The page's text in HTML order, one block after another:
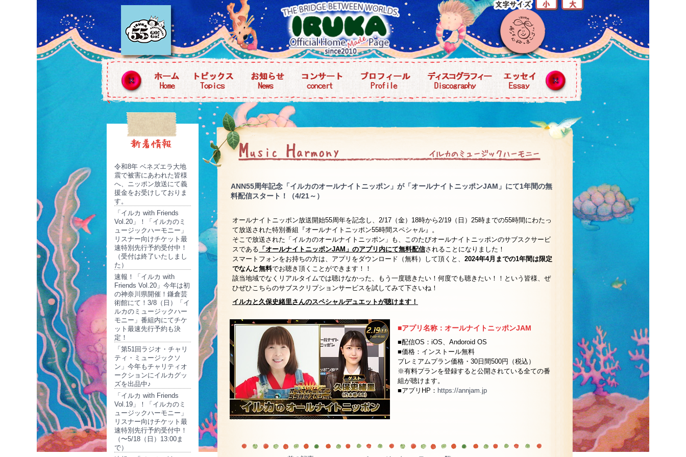
令和8年 ベネズエラ大地
震で被害にあわれた皆様
へ、ニッポン放送にて義
援金をお受けしておりま
す。
「イルカ with Friends
Vol.20」！「イルカのミ
ュージックハーモニー」
リスナー向けチケット最
速特別先行予約受付中！
（受付は終了いたしまし
た）
速報！「イルカ with
Friends Vol.20」今年は初
の神奈川県開催！鎌倉芸
術館にて！3/8（日）「イ
ルカのミュージックハー
モニー」番組内にてチケ
ット最速先行予約も決
定！
「第51回ラジオ・チャリ
ティ・ミュージックソ
ン」今年もチャリティオ
ークションにイルカグッ
ズを出品中♪
「イルカ with Friends
Vol.19」！「イルカのミ
ュージックハーモニー」
リスナー向けチケット最
速特別先行予約受付中！
（〜5/18（日）13:00ま
で）
ANN55周年記念「イルカのオールナイトニッポン」が「オールナイトニッポンJAM」にて1年間の無
料配信スタート！（4/21～）
オールナイトニッポン放送開始55周年を記念し、2/17（金）18時から2/19（日）25時までの55時間にわたっ
て放送された特別番組『オールナイトニッポン55時間スペシャル』。
そこで放送された「イルカのオールナイトニッポン」も、このたびオールナイトニッポンのサブスクサービ
スである 「オールナイトニッポンJAM」のアプリ内にて無料配信されることになりました！
スマートフォンをお持ちの方は、アプリをダウンロード（無料）して頂くと、 2024年4月までの1年間は限定
でなんと無料でお聴き頂くことができます！！
該当地域でなくリアルタイムでは聴けなかった、もう一度聴きたい！何度でも聴きたい！！という皆様、ぜ
ひぜひこちらのサブスクリプションサービスを試してみて下さいね！
イルカと久保史緒里さんのスペシャルデュエットが聴けます！
■アプリ名称：オールナイトニッポンJAM
■配信OS：iOS、Andoroid OS
■価格：インストール無料
プレミアムプラン価格・30日間500円（税込）
※有料プランを登録すると公開されている全ての番
組が聴けます。
■アプリHP： https://annjam.jp